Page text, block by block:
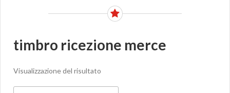
timbro ricezione merce
Visualizzazione del risultato